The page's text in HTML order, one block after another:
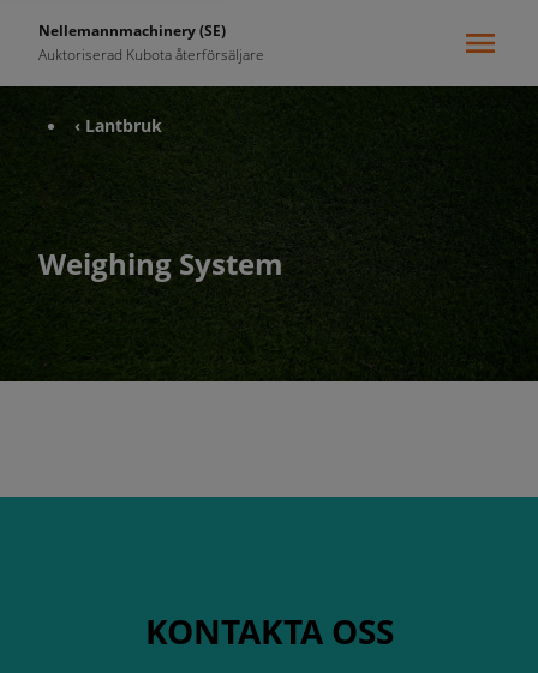
Nellemannmachinery (SE)
Auktoriserad Kubota återförsäljare
‹ Lantbruk
Weighing System
KONTAKTA OSS